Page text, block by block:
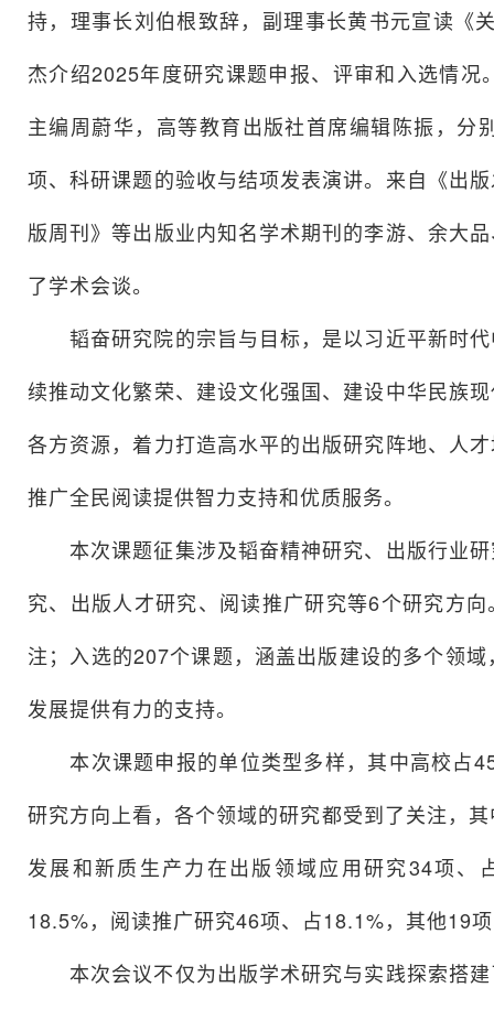
持，理事长刘伯根致辞，副理事长黄书元宣读《
杰介绍2025年度研究课题申报、评审和入选情
主编周蔚华，高等教育出版社首席编辑陈振，
项、科研课题的验收与结项发表演讲。来自《出
版周刊》等出版业内知名学术期刊的李游、余大
了学术会谈。
韬奋研究院的宗旨与目标，是以习近平新时代
续推动文化繁荣、建设文化强国、建设中华民族
各方资源，着力打造高水平的出版研究阵地、人
推广全民阅读提供智力支持和优质服务。
本次课题征集涉及韬奋精神研究、出版行业研
究、出版人才研究、阅读推广研究等6个研究方
注；入选的207个课题，涵盖出版建设的多个领
发展提供有力的支持。
本次课题申报的单位类型多样，其中高校占
研究方向上看，各个领域的研究都受到了关注，
发展和新质生产力在出版领域应用研究34项
18.5%，阅读推广研究46项、占18.1%，其他19
本次会议不仅为出版学术研究与实践探索搭建